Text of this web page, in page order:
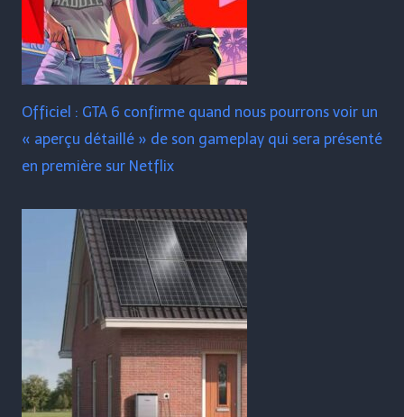
Officiel : GTA 6 confirme quand nous pourrons voir un
« aperçu détaillé » de son gameplay qui sera présenté
en première sur Netflix